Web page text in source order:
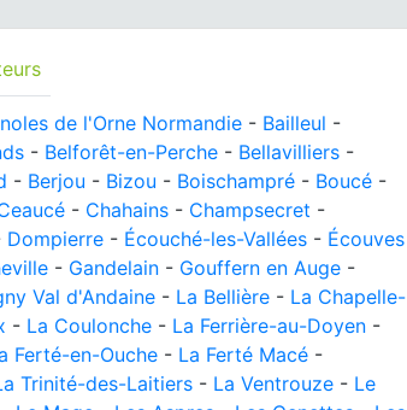
de l'Orne Normandie - Bailleul -
- Belforêt-en-Perche - Bellavilliers -
- Berjou - Bizou - Boischampré - Boucé -
- Chahains - Champsecret -
Dompierre - Écouché-les-Vallées - Écouves
- Gandelain - Gouffern en Auge -
Val d'Andaine - La Bellière - La Chapelle-
- La Coulonche - La Ferrière-au-Doyen -
Ferté-en-Ouche - La Ferté Macé -
Trinité-des-Laitiers - La Ventrouze - Le